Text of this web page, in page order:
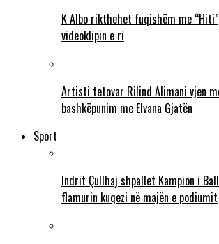
K Albo rikthehet fuqishëm me
videoklipin e ri
Artisti tetovar Rilind Alimani vjen
bashkëpunim me Elvana Gjatën
Sport
Indrit Çullhaj shpallet Kampion i
flamurin kuqezi në majën e podiumit